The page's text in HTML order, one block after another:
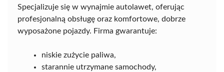
Specjalizuje się w wynajmie autolawet, oferując
profesjonalną obsługę oraz komfortowe, dobrze
wyposażone pojazdy. Firma gwarantuje:
niskie zużycie paliwa,
starannie utrzymane samochody,